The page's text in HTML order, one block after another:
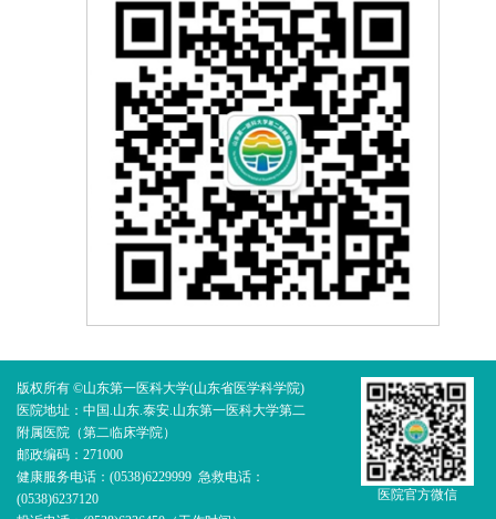
版权所有 ©山东第一医科大学(山东省医学科学院)
医院地址：中国.山东.泰安.山东第一医科大学第二
附属医院（第二临床学院）
邮政编码：271000
健康服务电话：(0538)6229999 急救电话：
(0538)6237120
医院官方微信